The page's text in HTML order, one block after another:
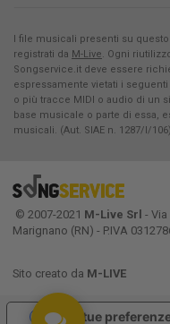
I file musicali presenti su
registrati da M-Live. Ogni
Songservice.it deve essere
espressamente vietati i
o più tracce MIDI o audio di un
base musicale o parte di essa,
musicali. (Aut. SIAE n. 1287/I/106)
© 2007-2021 M-Live Srl -
Marignano (RN) - P.IVA
Sito creato da M-LIVE
Le tue